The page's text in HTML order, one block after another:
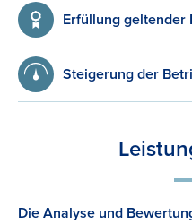
Erfüllung geltender
Steigerung der
Die Analyse und